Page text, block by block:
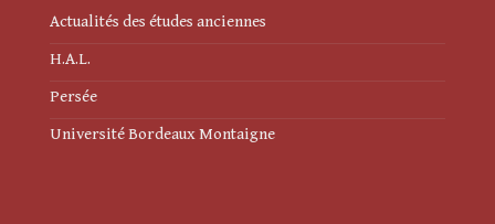
Actualités des études anciennes
H.A.L.
Persée
Université Bordeaux Montaigne